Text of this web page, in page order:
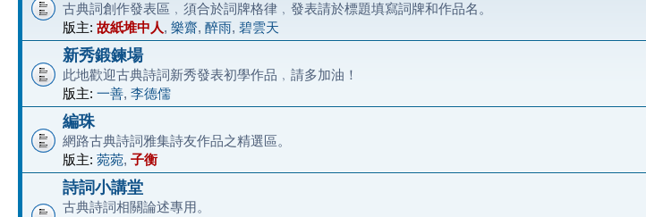
古典詞創作發表區﹐須合於詞牌格律﹐發表請於標題填寫詞牌和作品名。
版主: 故紙堆中人, 樂齋, 醉雨, 碧雲天
新秀鍛鍊場
此地歡迎古典詩詞新秀發表初學作品﹐請多加油！
版主: 一善, 李德儒
編珠
網路古典詩詞雅集詩友作品之精選區。
版主: 菀菀, 子衡
詩詞小講堂
古典詩詞相關論述專用。